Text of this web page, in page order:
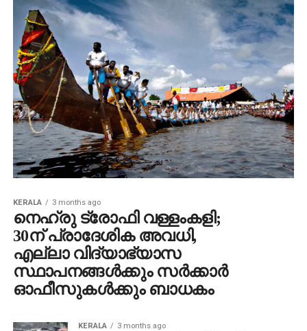
KERALA 3 months ago
നെഹ്രു ട്രോഫി വള്ളംകളി;
30ന് പ്രാദേശിക അവധി,
എല്ലാ വിദ്യാഭ്യാസ
സ്ഥാപനങ്ങള്‍ക്കും സര്‍ക്കാര്‍
ഓഫീസുകള്‍ക്കും ബാധകം
KERALA 3 months ago